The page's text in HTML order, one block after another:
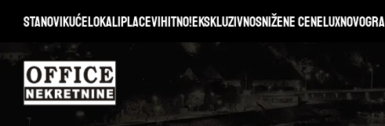
StanoviKućeLokaliPlaceviHitno!EkskluzivnoSnižene ceneLux